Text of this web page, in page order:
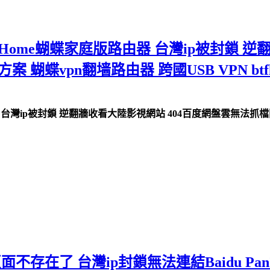
蝴蝶家庭版路由器 台灣ip被封鎖 逆
案 蝴蝶vpn翻墙路由器 跨國USB VPN
灣ip被封鎖 逆翻牆收看大陸影視網站 404百度網盤雲無法抓
不存在了 台灣ip封鎖無法連結Baidu